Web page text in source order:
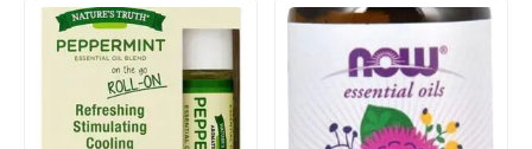
original
era:
R$356,90.
atual
é:
R$284,13.
original
R$136,87.
atual
R$122,22.